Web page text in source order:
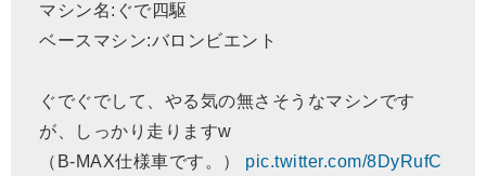
マシン名:ぐで四駆
ベースマシン:バロンビエント
ぐでぐでして、やる気の無さそうなマシンです
が、しっかり走りますw
（B-MAX仕様車です。） pic.twitter.com/8DyRufC